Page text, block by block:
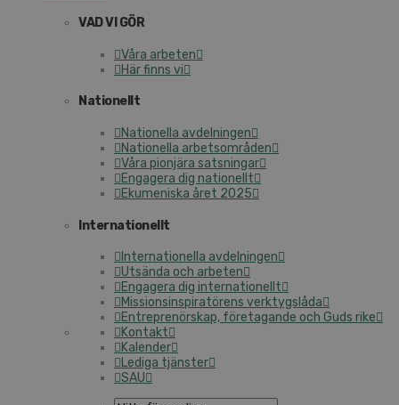
VAD VI GÖR
Våra arbeten
Här finns vi
Nationellt
Nationella avdelningen
Nationella arbetsområden
Våra pionjära satsningar
Engagera dig nationellt
Ekumeniska året 2025
Internationellt
Internationella avdelningen
Utsända och arbeten
Engagera dig internationellt
Missionsinspiratörens verktygslåda
Entreprenörskap, företagande och Guds rike
Kontakt
Kalender
Lediga tjänster
SAU